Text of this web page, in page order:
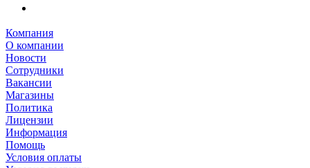
Компания
О компании
Новости
Сотрудники
Вакансии
Магазины
Политика
Лицензии
Информация
Помощь
Условия оплаты